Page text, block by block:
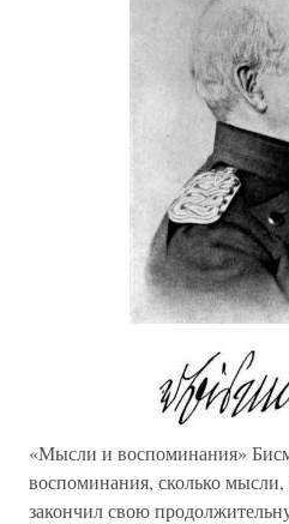
«Мысли и воспоминания»
воспоминания, сколько
закончил свою